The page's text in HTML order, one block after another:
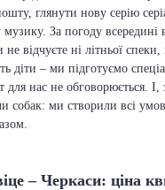
глянути нову серію
музику. За погоду всередині
відчуєте ні літньої
діти – ми підготуємо
нас не обговорюється. І,
собак: ми створили всі
– Черкаси: ціна